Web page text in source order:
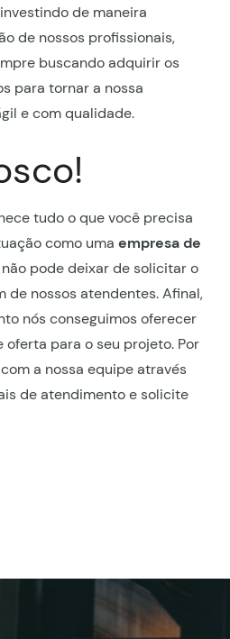
de maneira
de nossos profissionais,
buscando adquirir os
para tornar a nossa
e com qualidade.
tudo o que você precisa
como uma empresa de
pode deixar de solicitar o
de nossos atendentes. Afinal,
nós conseguimos oferecer
oferta para o seu projeto. Por
a nossa equipe através
de atendimento e solicite